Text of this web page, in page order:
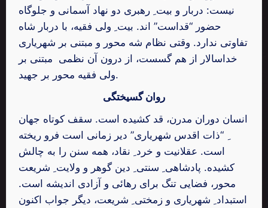
نیست: دربار و بیت ِ رهبری دو نهاد آسمانی و جلوگاه
حضور “قداست” اند. بيت ِ ولی فقيه، با دربار شاه
تفاوتی ندارد. وقتی نظام شه محور و مبتنی بر شهریاری
خداسالار از هم گسست، از درون آن نظمی مبتنی بر
ولی فقیه محور بر جهید.
روان گسیختگی
انسان دوران مدرن، قد کشیده است. سقف کوتاه جهان
ِ “ذات اقدس شهریاری” دیر زمانی است فرو ریخته
است. عقلانیت و خرد ِ نقاد، همه سنن را به چالش
کشیده. پادشاهی ِ سنتی ِ دین گوهر و ولایت ِ شریعت
محور، فضایی تنگ برای رهائی و آزادی اندیشه است.
استبداد ِ شهریاری و زمختی ِ شریعت، دیگر جواب اکنون